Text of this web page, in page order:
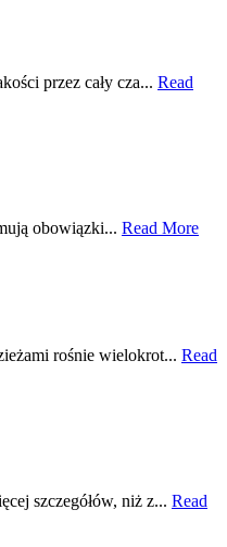
przez cały cza... Read
obowiązki... Read More
rośnie wielokrot... Read
szczegółów, niż z... Read